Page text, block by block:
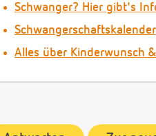
Schwanger? Hier gibt's
Schwangerschaftskalender
Alles über Kinderwunsch